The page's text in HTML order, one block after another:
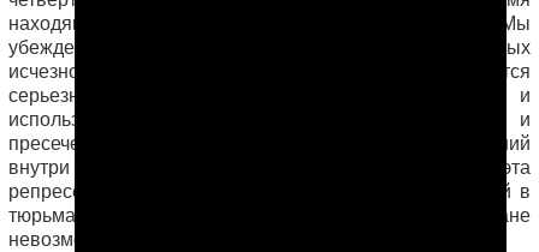
находящегося в изоляции в секретных тюрьмах. Мы
убеждены, что продолжение практики насильственных
исчезновений в тюрьмах Туркменистана является
серьезным барьером на пути развития страны и
используется властями для
и
пресечения каких-либо реформаторских настроений
внутри государственного аппарата. Пока существует эта
репрессивная практика и угроза новых исчезновений в
тюрьмах, никакие преобразования в Туркменистане
невозможны.